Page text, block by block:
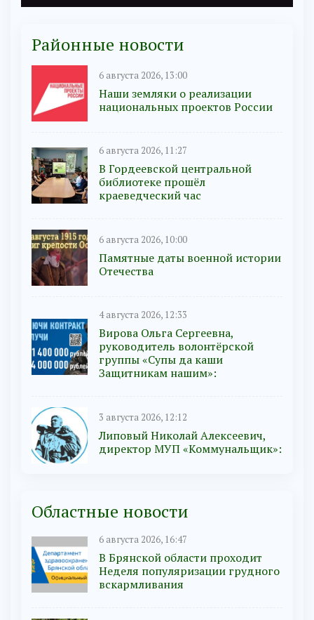
Районные новости
6 августа 2026, 13:00
Наши земляки о реализации
национальных проектов России
6 августа 2026, 11:27
В Гордеевской центральной
библиотеке прошёл
краеведческий час
6 августа 2026, 10:00
Памятные даты военной истории
Отечества
4 августа 2026, 12:33
Вирова Ольга Сергеевна,
руководитель волонтёрской
группы «Супы да каши
Защитникам нашим»:
3 августа 2026, 12:12
Липовый Николай Алексеевич,
директор МУП «Коммунальщик»:
Областные новости
6 августа 2026, 16:47
В Брянской области проходит
Неделя популяризации грудного
вскармливания